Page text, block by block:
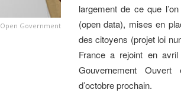
Open Government
largement de ce que
(open data), mises en
des citoyens (projet loi
France a rejoint en avril
Gouvernement
d’octobre prochain.